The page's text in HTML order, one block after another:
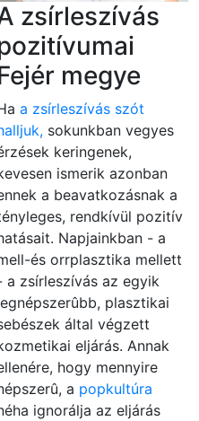
zsírleszívás
megye
a zsírleszívás szót
sokunkban vegyes
keringenek,
ismerik azonban
a beavatkozásnak a
rendkívül pozitív
Napjainkban - a
és orrplasztika mellett
a zsírleszívás az egyik
plasztikai
által végzett
eljárás. Annak
hogy mennyire
a popkultúra
ignorálja az eljárás